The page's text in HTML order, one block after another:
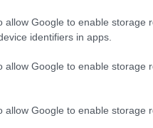
allow Google to enable storage
identifiers in apps.
allow Google to enable storage
allow Google to enable storage
più alte
l’adattamento ai